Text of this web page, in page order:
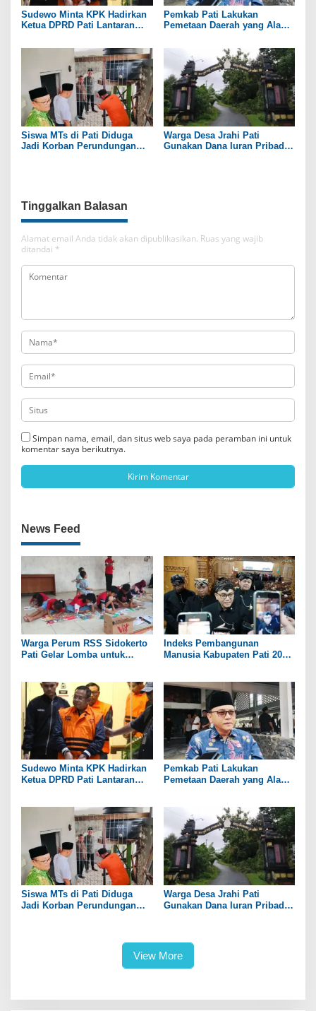
Sudewo Minta KPK Hadirkan
Ketua DPRD Pati Lantaran
Pemkab Pati Lakukan
Pemetaan Daerah yang Alami
Siswa MTs di Pati Diduga
Jadi Korban Perundungan
Warga Desa Jrahi Pati
Gunakan Dana Iuran Pribadi
Tinggalkan Balasan
Alamat email Anda tidak akan dipublikasikan. Ruas yang wajib
ditandai *
Simpan nama, email, dan situs web saya pada peramban ini untuk
komentar saya berikutnya.
News Feed
Warga Perum RSS Sidokerto
Pati Gelar Lomba untuk
Indeks Pembangunan
Manusia Kabupaten Pati 2025
Sudewo Minta KPK Hadirkan
Ketua DPRD Pati Lantaran
Pemkab Pati Lakukan
Pemetaan Daerah yang Alami
Siswa MTs di Pati Diduga
Jadi Korban Perundungan
Warga Desa Jrahi Pati
Gunakan Dana Iuran Pribadi
View More